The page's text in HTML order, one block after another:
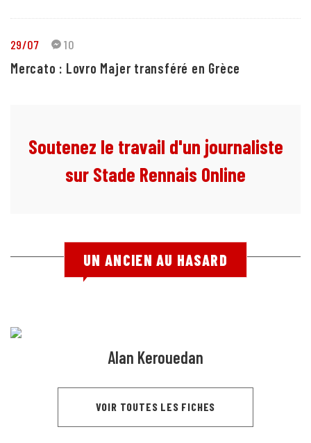
29/07 10
Mercato : Lovro Majer transféré en Grèce
Soutenez le travail d'un journaliste
sur Stade Rennais Online
UN ANCIEN AU HASARD
Alan Kerouedan
VOIR TOUTES LES FICHES